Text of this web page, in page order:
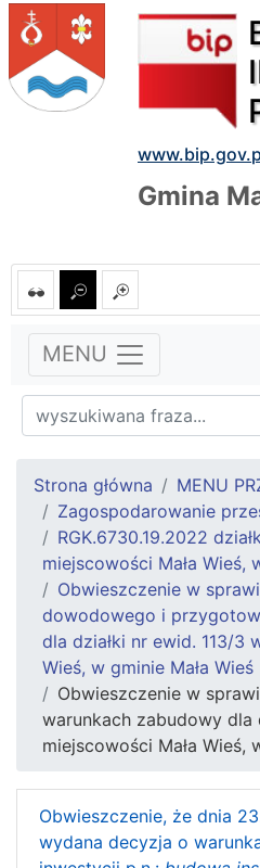
Gmina
MENU
Strona główna
MENU
Zagospodarowanie
RGK.6730.19.2022
miejscowości Mała Wieś,
Obwieszczenie w
dowodowego i
dla działki nr ewid. 113/3
Wieś, w gminie Mała Wieś
Obwieszczenie w
warunkach zabudowy dla
miejscowości Mała Wieś,
Obwieszczenie, że dnia
wydana decyzja o